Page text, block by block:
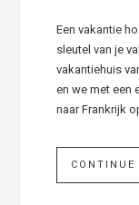
Een vakantie
sleutel van je
vakantiehuis
en we met een
naar Frankrijk
CONTINUE